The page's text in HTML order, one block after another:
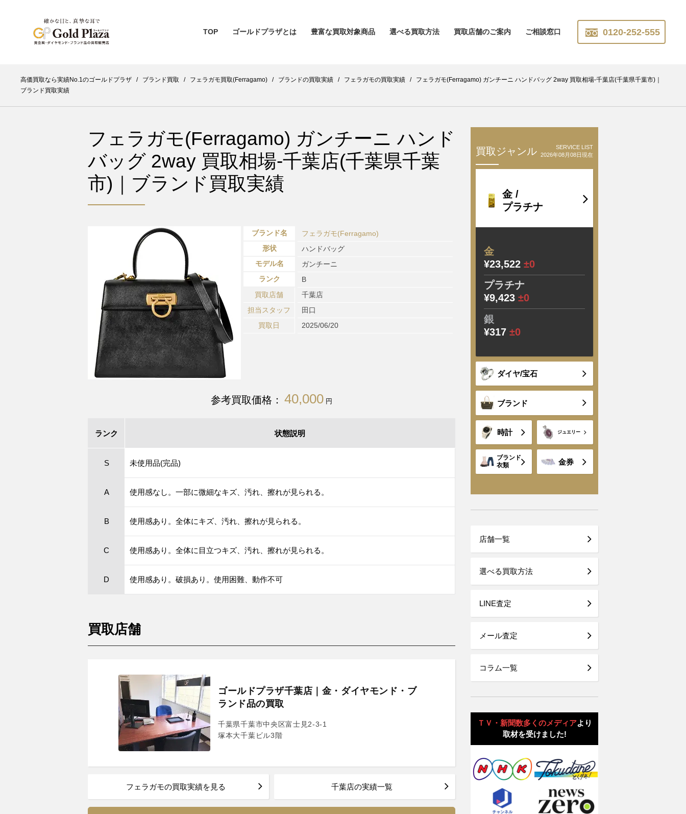
TOP ゴールドプラザとは 豊富な買取対象商品 選べる買取方法 買取店舗のご案内 ご相談窓口 0120-252-555
高価買取なら実績No.1のゴールドプラザ / ブランド買取 / フェラガモ買取(Ferragamo) / ブランドの買取実績 / フェラガモの買取実績 /
フェラガモ(Ferragamo) ガンチーニ ハンドバッグ 2way 買取相場-千葉店(千葉県千葉市)｜
ブランド買取実績
フェラガモ(Ferragamo) ガンチーニ ハンド
バッグ 2way 買取相場-千葉店(千葉県千葉
市)｜ブランド買取実績
ブランド名
フェラガモ(Ferragamo)
形状
ハンドバッグ
モデル名
ガンチーニ
ランク
B
買取店舗
千葉店
担当スタッフ
田口
買取日
2025/06/20
参考買取価格： 40,000 円
ランク 状態説明
S 未使用品(完品)
A 使用感なし。一部に微細なキズ、汚れ、擦れが見られる。
B 使用感あり。全体にキズ、汚れ、擦れが見られる。
C 使用感あり。全体に目立つキズ、汚れ、擦れが見られる。
D 使用感あり。破損あり。使用困難、動作不可
買取店舗
ゴールドプラザ千葉店｜金・ダイヤモンド・ブ
ランド品の買取
千葉県千葉市中央区富士見2-3-1
塚本大千葉ビル3階
フェラガモの買取実績を見る 千葉店の実績一覧
買取ジャンル
SERVICE LIST
2026年08月08日現在
金 /
プラチナ
金
¥23,522 ±0
プラチナ
¥9,423 ±0
銀
¥317 ±0
ダイヤ/宝石
ブランド
時計 ジュエリー
ブランド
衣類
金券
店舗一覧
選べる買取方法
LINE査定
メール査定
コラム一覧
ＴＶ・新聞数多くのメディアより
取材を受けました!